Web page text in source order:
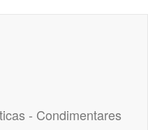
- Condimentares